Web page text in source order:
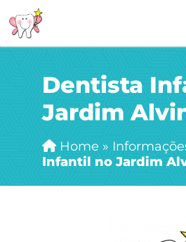
Dentista
Jardim
Home »
Infantil no Jardim